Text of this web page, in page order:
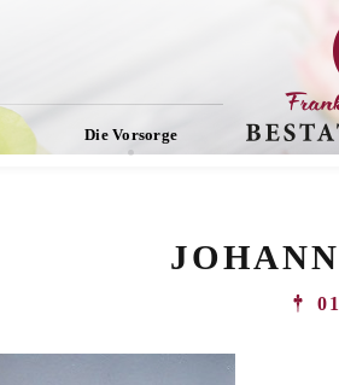
Die Vorsorge